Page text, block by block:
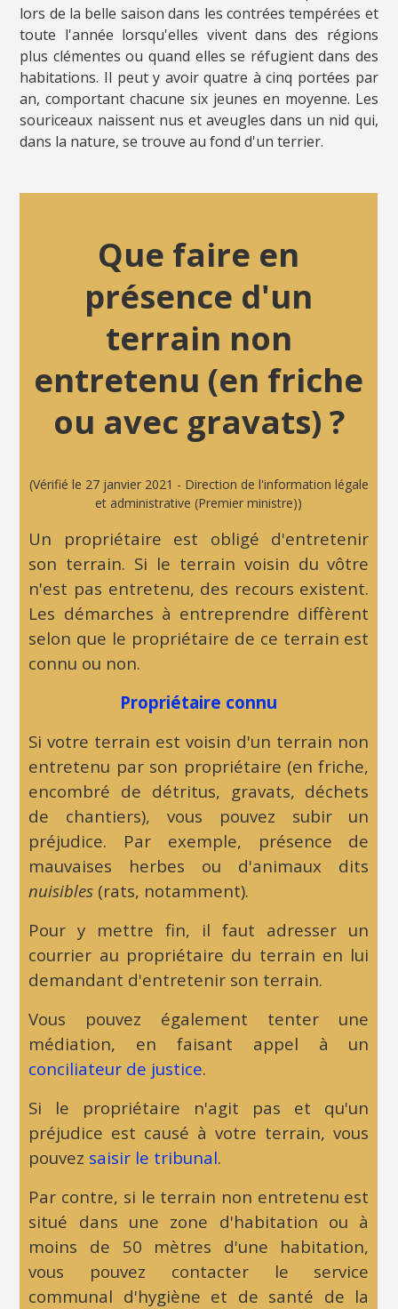
lors de la belle saison dans les contrées tempérées et
toute l'année lorsqu'elles vivent dans des régions
plus clémentes ou quand elles se réfugient dans des
habitations. Il peut y avoir quatre à cinq portées par
an, comportant chacune six jeunes en moyenne. Les
souriceaux naissent nus et aveugles dans un nid qui,
dans la nature, se trouve au fond d'un terrier.
Que faire en
présence d'un
terrain non
entretenu (en friche
ou avec gravats) ?
(Vérifié le 27 janvier 2021 - Direction de l'information légale
et administrative (Premier ministre))
Un propriétaire est obligé d'entretenir
son terrain. Si le terrain voisin du vôtre
n'est pas entretenu, des recours existent.
Les démarches à entreprendre diffèrent
selon que le propriétaire de ce terrain est
connu ou non.
Propriétaire connu
Si votre terrain est voisin d'un terrain non
entretenu par son propriétaire (en friche,
encombré de détritus, gravats, déchets
de chantiers), vous pouvez subir un
préjudice. Par exemple, présence de
mauvaises herbes ou d'animaux dits
nuisibles (rats, notamment).
Pour y mettre fin, il faut adresser un
courrier au propriétaire du terrain en lui
demandant d'entretenir son terrain.
Vous pouvez également tenter une
médiation, en faisant appel à un
conciliateur de justice.
Si le propriétaire n'agit pas et qu'un
préjudice est causé à votre terrain, vous
pouvez saisir le tribunal.
Par contre, si le terrain non entretenu est
situé dans une zone d'habitation ou à
moins de 50 mètres d'une habitation,
vous pouvez contacter le service
communal d'hygiène et de santé de la